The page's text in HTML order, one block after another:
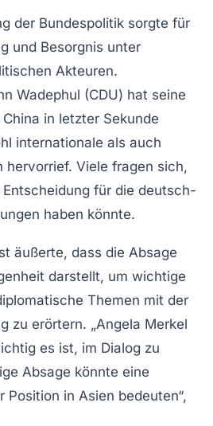
der Bundespolitik sorgte für
und Besorgnis unter
Akteuren.
Wadephul (CDU) hat seine
China in letzter Sekunde
internationale als auch
hervorrief. Viele fragen sich,
für die deutsch-
haben könnte.
äußerte, dass die Absage
darstellt, um wichtige
Themen mit der
zu erörtern. „Angela Merkel
es ist, im Dialog zu
Absage könnte eine
Position in Asien bedeuten“,